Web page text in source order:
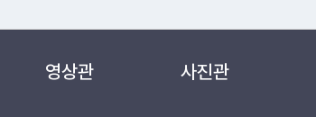
다.
영상관 사진관